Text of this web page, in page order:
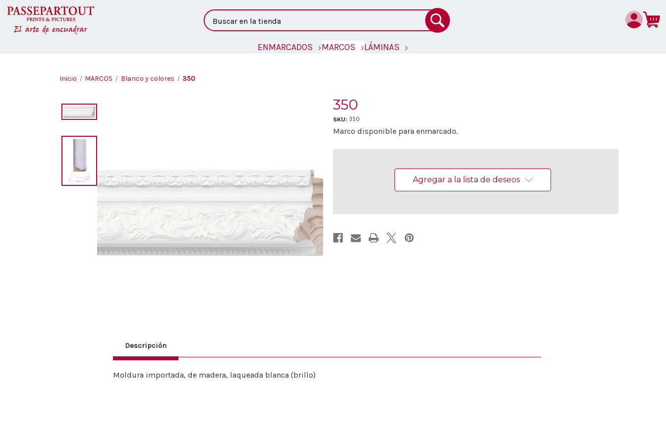
Buscar
ENMARCADOS MARCOS LÁMINAS
Inicio MARCOS Blanco y colores 350
350
SKU: 350
Marco disponible para enmarcado.
Agregar a la lista de deseos
Descripción
Moldura importada, de madera, laqueada blanca (brillo)